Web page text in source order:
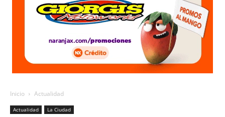
Inicio Actualidad
Actualidad La Ciudad